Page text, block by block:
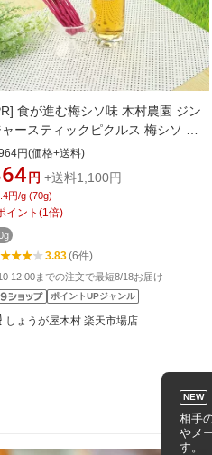
食が進む梅シソ味 木村農園 ジン
ースティックピクルス 梅シソ 無
、無着色 細めで食べやすいスティ
タイプ 70g 愛知県産金時生姜の矢
姜を紀州のしそ梅酢に漬けました。
のお供、お料理に添えて。漬け物
物 国産 生姜
円(価格+送料)
円 +送料1,100円
円/g (70g)
イント (1 倍)
3.83(6件)
12:00までの注文で最短8/18お届け
ポイントUPジャンル
しょうが屋木村 楽天市場店
NEW
相手
やメ
す。